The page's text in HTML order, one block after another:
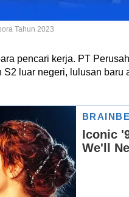
Tahun 2023
pencari kerja. PT
luar negeri, lulusan baru